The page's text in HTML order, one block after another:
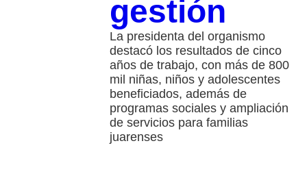
gestión
La presidenta del organismo
destacó los resultados de cinco
años de trabajo, con más de 800
mil niñas, niños y adolescentes
beneficiados, además de
programas sociales y ampliación
de servicios para familias
juarenses